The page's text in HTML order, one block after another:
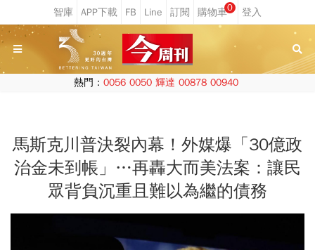
0
熱門： 0056 0050 輝達 00878 00940
馬斯克川普決裂內幕！外媒爆「30億政
治金未到帳」…再轟大而美法案：讓民
眾背負沉重且難以為繼的債務